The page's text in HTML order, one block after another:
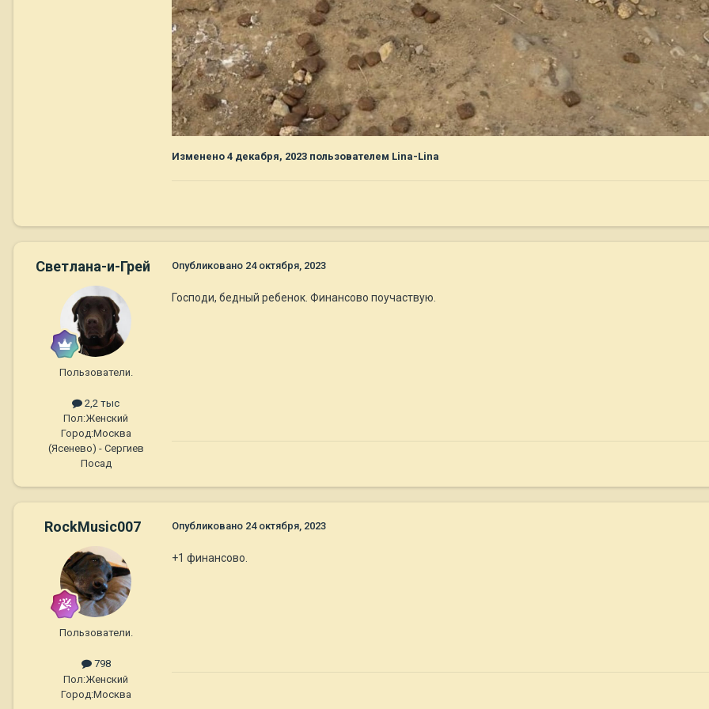
Изменено 4 декабря, 2023 пользователем Lina-Lina
Светлана-и-Грей
Пользователи.
2,2 тыс
Пол:Женский
Город:Москва
(Ясенево) - Сергиев
Посад
Опубликовано 24 октября, 2023
Господи, бедный ребенок. Финансово поучаствую.
RockMusic007
Пользователи.
798
Пол:Женский
Город:Москва
Опубликовано 24 октября, 2023
+1 финансово.